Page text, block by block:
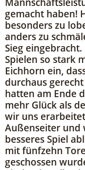
gemacht haben!
besonders zu
anders zu
Sieg
Spielen so stark
Eichhorn ein,
durchaus
hatten am Ende
mehr Glück als
wir uns
Außenseiter und
besseres Spiel
mit fünfzehn
geschossen